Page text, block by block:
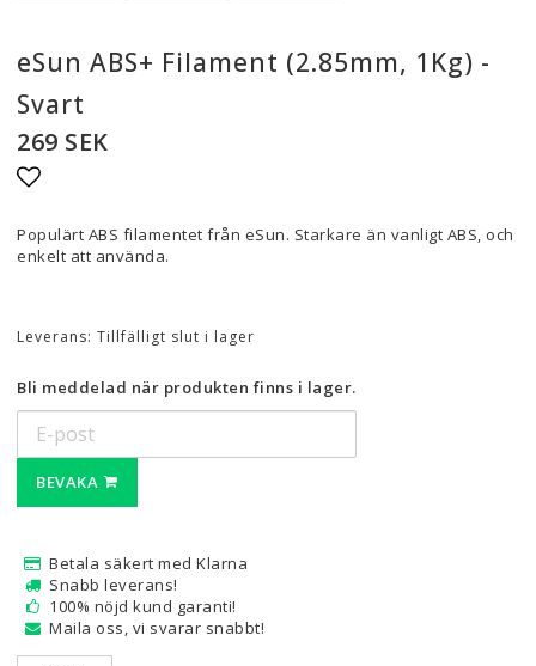
eSun ABS+ Filament (2.85mm, 1Kg) -
Svart
269 SEK
Populärt ABS filamentet från eSun. Starkare än vanligt ABS, och
enkelt att använda.
Leverans: Tillfälligt slut i lager
Bli meddelad när produkten finns i lager.
BEVAKA
Betala säkert med Klarna
Snabb leverans!
100% nöjd kund garanti!
Maila oss, vi svarar snabbt!